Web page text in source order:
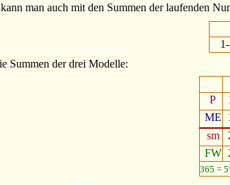
man auch mit den Summen der laufenden
Summen der drei Modelle:
P
ME
sm
FW
365 =